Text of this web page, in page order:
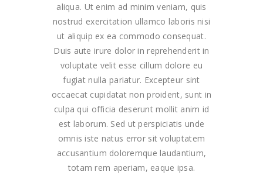
aliqua. Ut enim ad minim veniam, quis
nostrud exercitation ullamco laboris nisi
ut aliquip ex ea commodo consequat.
Duis aute irure dolor in reprehenderit in
voluptate velit esse cillum dolore eu
fugiat nulla pariatur. Excepteur sint
occaecat cupidatat non proident, sunt in
culpa qui officia deserunt mollit anim id
est laborum. Sed ut perspiciatis unde
omnis iste natus error sit voluptatem
accusantium doloremque laudantium,
totam rem aperiam, eaque ipsa.